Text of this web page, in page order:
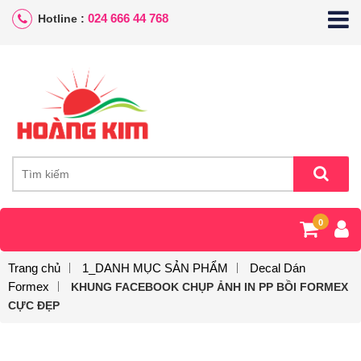
Hotline : 024 666 44 768
0
Trang chủ 1_DANH MỤC SẢN PHẨM
Decal Dán
Formex
KHUNG FACEBOOK CHỤP ẢNH IN PP BỒI FORMEX
CỰC ĐẸP